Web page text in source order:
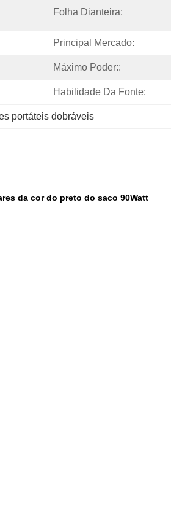
Folha Dianteira:
Principal Mercado:
Máximo Poder::
Habilidade Da Fonte:
portáteis dobráveis
da cor do preto do saco 90Watt